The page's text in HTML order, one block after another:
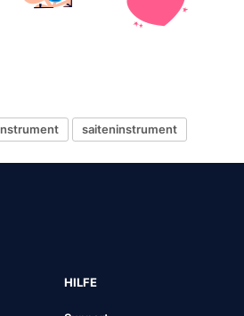
saiteninstrument
HILFE